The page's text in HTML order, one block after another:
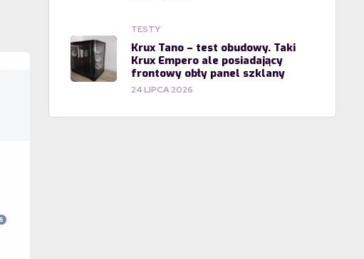
TESTY
Krux Tano – test obudowy. Taki
Krux Empero ale posiadający
frontowy obły panel szklany
24 LIPCA 2026